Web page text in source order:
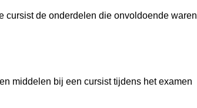
cursist de onderdelen die onvoldoende waren
middelen bij een cursist tijdens het examen